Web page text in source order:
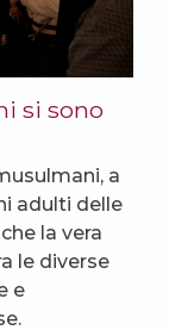
si sono
a
adulti delle
la vera
le diverse
e